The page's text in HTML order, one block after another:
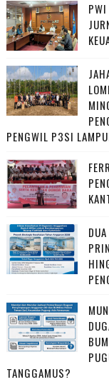
PWI
PENGWIL P3SI
TANGGAMUS?